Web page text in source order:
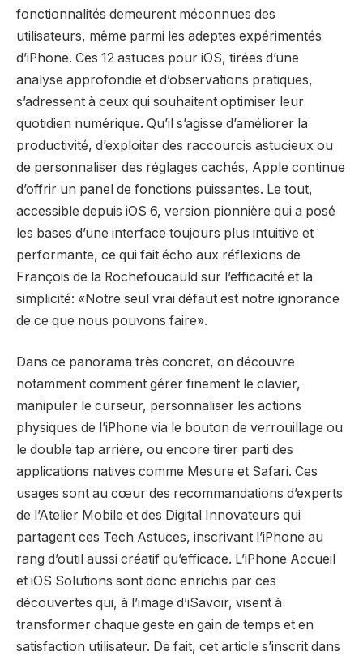
fonctionnalités demeurent méconnues des
utilisateurs, même parmi les adeptes expérimentés
d’iPhone. Ces 12 astuces pour iOS, tirées d’une
analyse approfondie et d’observations pratiques,
s’adressent à ceux qui souhaitent optimiser leur
quotidien numérique. Qu’il s’agisse d’améliorer la
productivité, d’exploiter des raccourcis astucieux ou
de personnaliser des réglages cachés, Apple continue
d’offrir un panel de fonctions puissantes. Le tout,
accessible depuis iOS 6, version pionnière qui a posé
les bases d’une interface toujours plus intuitive et
performante, ce qui fait écho aux réflexions de
François de la Rochefoucauld sur l’efficacité et la
simplicité: «Notre seul vrai défaut est notre ignorance
de ce que nous pouvons faire».
Dans ce panorama très concret, on découvre
notamment comment gérer finement le clavier,
manipuler le curseur, personnaliser les actions
physiques de l’iPhone via le bouton de verrouillage ou
le double tap arrière, ou encore tirer parti des
applications natives comme Mesure et Safari. Ces
usages sont au cœur des recommandations d’experts
de l’Atelier Mobile et des Digital Innovateurs qui
partagent ces Tech Astuces, inscrivant l’iPhone au
rang d’outil aussi créatif qu’efficace. L’iPhone Accueil
et iOS Solutions sont donc enrichis par ces
découvertes qui, à l’image d’iSavoir, visent à
transformer chaque geste en gain de temps et en
satisfaction utilisateur. De fait, cet article s’inscrit dans